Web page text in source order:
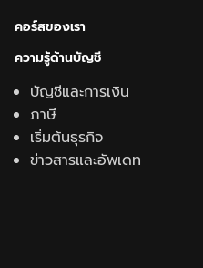
คอร์สของเรา
ความรู้ด้านบัญชี
บัญชีและการเงิน
ภาษี
เริ่มต้นธุรกิจ
ข่าวสารและอัพเดท